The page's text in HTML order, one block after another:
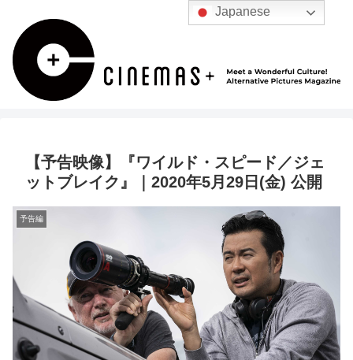
【予告映像】『ワイルド・スピード／ジェ
ットブレイク』｜2020年5月29日(金) 公開
予告編
Japanese